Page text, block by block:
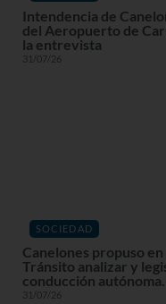
Intendencia de
del Aeropuerto de
la entrevista
31/07/26
SOCIEDAD
Canelones propuso
Tránsito analizar y
conducción
31/07/26